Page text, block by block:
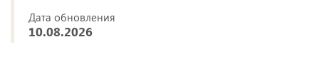
Дата обновления
10.08.2026